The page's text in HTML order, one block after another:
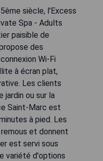
siècle, l'Excess
Spa - Adults
paisible de
des
Wi-Fi
à écran plat,
Les clients
jardin ou sur la
Saint-Marc est
à pied. Les
et donnent
est servi sous
variété d'options